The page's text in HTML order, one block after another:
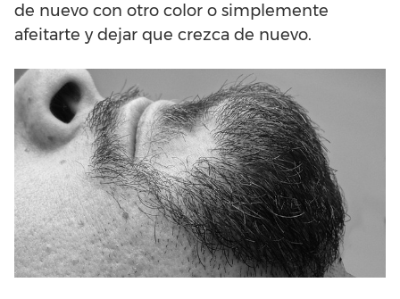
de nuevo con otro color o simplemente
afeitarte y dejar que crezca de nuevo.